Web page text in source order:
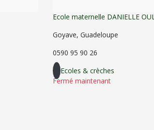
Ecole maternelle DANIELLE
Goyave, Guadeloupe
0590 95 90 26
Ecoles & crèches
Fermé maintenant